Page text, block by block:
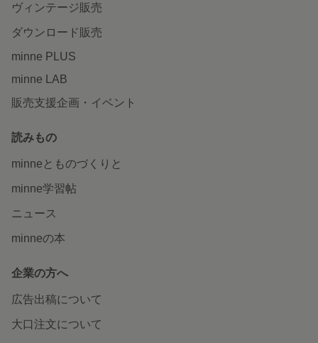
ヴィンテージ販売
ダウンロード販売
minne PLUS
minne LAB
販売支援企画・イベント
読みもの
minneとものづくりと
minne学習帖
ニュース
minneの本
企業の方へ
広告出稿について
大口注文について